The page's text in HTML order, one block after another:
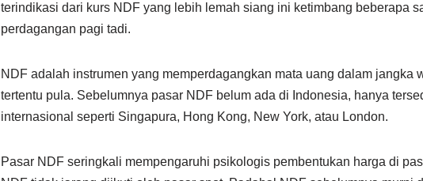
terindikasi dari kurs NDF yang lebih lemah siang ini ketimbang beberapa
perdagangan pagi tadi.
NDF adalah instrumen yang memperdagangkan mata uang dalam jangka
tertentu pula. Sebelumnya pasar NDF belum ada di Indonesia, hanya
internasional seperti Singapura, Hong Kong, New York, atau London.
Pasar NDF seringkali mempengaruhi psikologis pembentukan harga di